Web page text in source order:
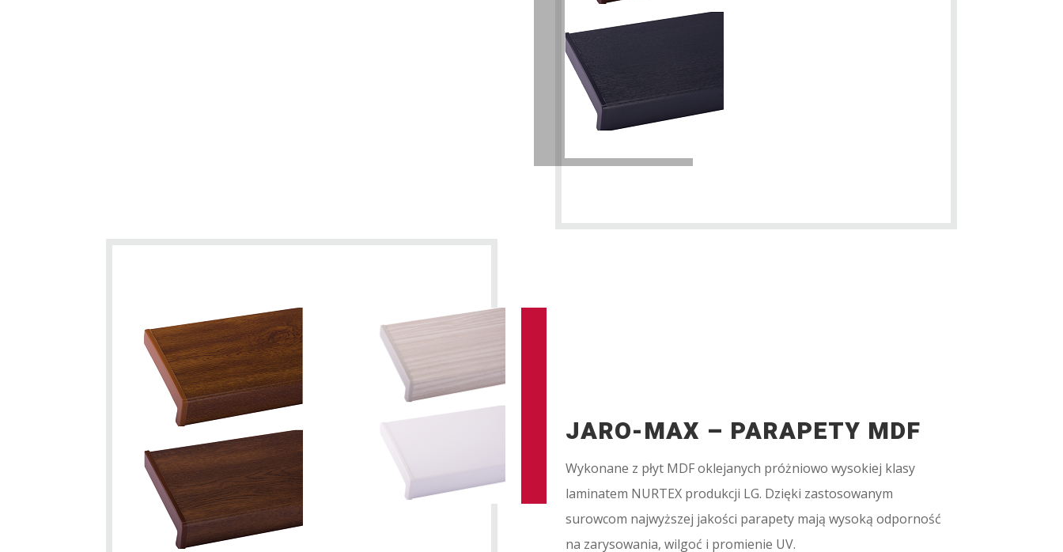
JARO-MAX – PARAPETY MDF
Wykonane z płyt MDF oklejanych próżniowo wysokiej klasy
laminatem NURTEX produkcji LG. Dzięki zastosowanym
surowcom najwyższej jakości parapety mają wysoką odporność
na zarysowania, wilgoć i promienie UV.